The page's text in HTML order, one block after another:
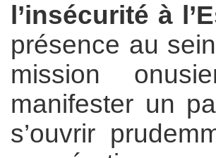
l’insécurité à
présence au
mission
manifester un
s’ouvrir